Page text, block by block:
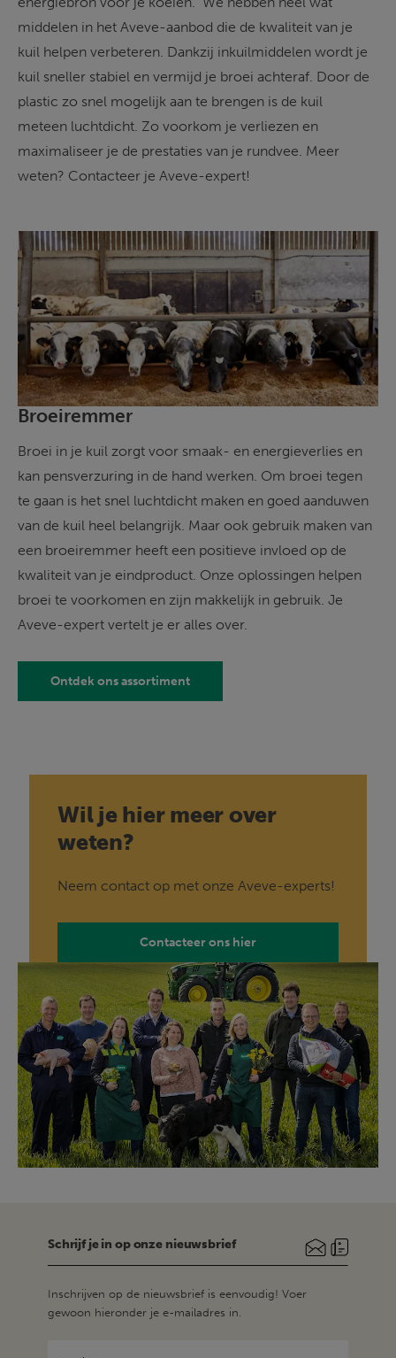
middelen in het Aveve-aanbod die de kwaliteit van je
kuil helpen verbeteren. Dankzij inkuilmiddelen wordt je
kuil sneller stabiel en vermijd je broei achteraf. Door de
plastic zo snel mogelijk aan te brengen is de kuil
meteen luchtdicht. Zo voorkom je verliezen en
maximaliseer je de prestaties van je rundvee. Meer
weten? Contacteer je Aveve-expert!
Broeiremmer
Broei in je kuil zorgt voor smaak- en energieverlies en
kan pensverzuring in de hand werken. Om broei tegen
te gaan is het snel luchtdicht maken en goed aanduwen
van de kuil heel belangrijk. Maar ook gebruik maken van
een broeiremmer heeft een positieve invloed op de
kwaliteit van je eindproduct. Onze oplossingen helpen
broei te voorkomen en zijn makkelijk in gebruik. Je
Aveve-expert vertelt je er alles over.
Ontdek ons assortiment
Wil je hier meer over
weten?
Neem contact op met onze Aveve-experts!
Contacteer ons hier
Schrijf je in op onze nieuwsbrief
Inschrijven op de nieuwsbrief is eenvoudig! Voer
gewoon hieronder je e-mailadres in.